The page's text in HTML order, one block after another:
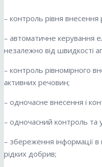
– контроль рівня
– автоматичне керування
незалежно від швидкості
– контроль рівномірного
активних речовин;
– одночасне внесення і
– одночасний контроль та
– збереження інформації в
рідких добрив;